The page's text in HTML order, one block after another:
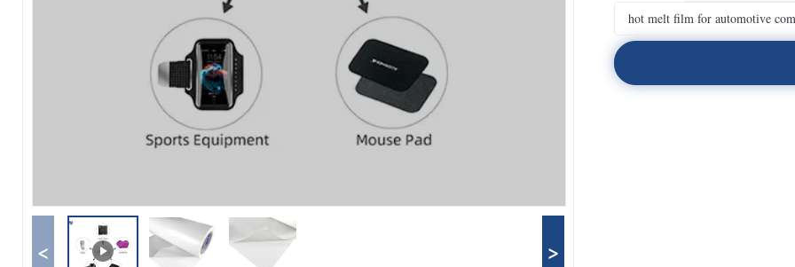
< >
hot melt film for automotive